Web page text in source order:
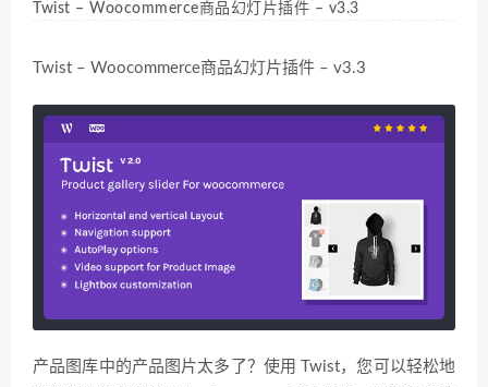
Twist – Woocommerce商品幻灯片插件 – v3.3
Twist – Woocommerce商品幻灯片插件 – v3.3
产品图库中的产品图片太多了？使用 Twist，您可以轻松地